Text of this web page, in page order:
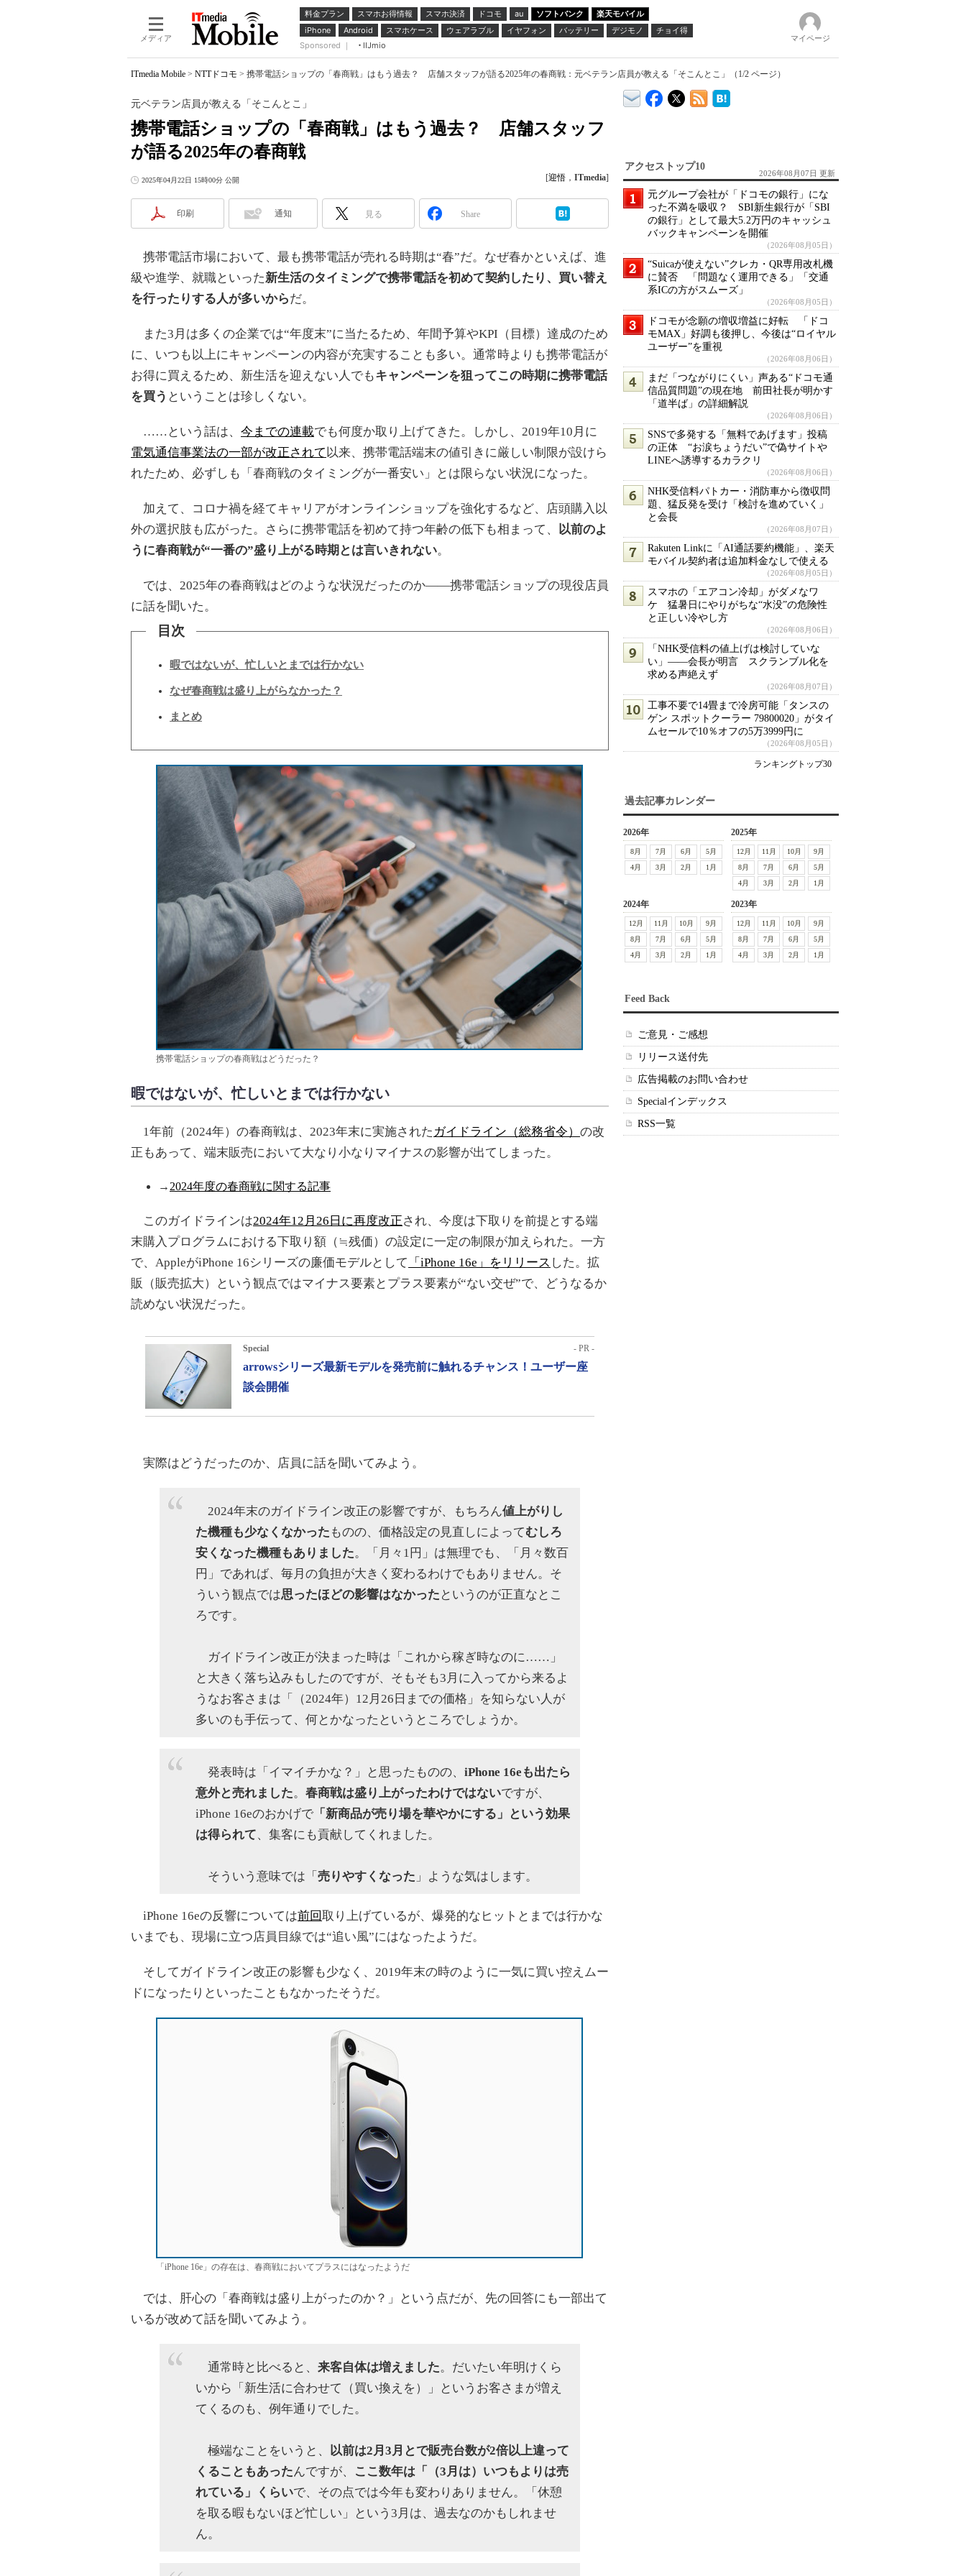
メディア
料金プラン スマホお得情報 スマホ決済 ドコモ au ソフトバンク
楽天モバイル
iPhone
Android スマホケース ウェアラブル イヤフォン バッテリー デジモノ
チョイ得
Sponsored ｜
IIJmio
マイページ
ITmedia Mobile > NTTドコモ > 携帯電話ショップの「春商戦」はもう過去？ 店舗スタッフが語る2025年の春商戦：元ベテラン店員が教える「そこんとこ」（1/2 ページ）
携帯電話ショップの「春商戦」はもう過去？ 店舗スタッフ
が語る2025年の春商戦
元ベテラン店員が教える「そこんとこ」
2025年04月22日 15時00分 公開 [迎悟 ， ITmedia]
印刷 通知 見る Share
携帯電話市場において、最も携帯電話が売れる時期は“春”だ。なぜ春かといえば、進
級や進学、就職といった新生活のタイミングで携帯電話を初めて契約したり、買い替え
を行ったりする人が多いからだ。
また3月は多くの企業では“年度末”に当たるため、年間予算やKPI（目標）達成のため
に、いつも以上にキャンペーンの内容が充実することも多い。通常時よりも携帯電話が
お得に買えるため、新生活を迎えない人でもキャンペーンを狙ってこの時期に携帯電話
を買う ということは珍しくない。
……という話は、 今までの連載でも何度か取り上げてきた。しかし、2019年10月に
電気通信事業法の一部が改正されて以来、携帯電話端末の値引きに厳しい制限が設けら
れたため、必ずしも「春商戦のタイミングが一番安い」とは限らない状況になった。
加えて、コロナ禍を経てキャリアがオンラインショップを強化するなど、店頭購入以
外の選択肢も広がった。さらに携帯電話を初めて持つ年齢の低下も相まって、 以前のよ
うに春商戦が“一番の”盛り上がる時期とは言いきれない。
では、2025年の春商戦はどのような状況だったのか――携帯電話ショップの現役店員
に話を聞いた。
目次
暇ではないが、忙しいとまでは行かない
なぜ春商戦は盛り上がらなかった？
まとめ
携帯電話ショップの春商戦はどうだった？
暇ではないが、忙しいとまでは行かない
1年前（2024年）の春商戦は、2023年末に実施された ガイドライン（総務省令） の改
正もあって、端末販売において大なり小なりマイナスの影響が出てしまった。
→ 2024年度の春商戦に関する記事
このガイドラインは2024年12月26日に再度改正され、今度は下取りを前提とする端
末購入プログラムにおける下取り額（≒残価）の設定に一定の制限が加えられた。一方
で、AppleがiPhone 16シリーズの廉価モデルとして
「iPhone 16e」をリリース した。拡
販（販売拡大）という観点ではマイナス要素とプラス要素が“ない交ぜ”で、どうなるか
読めない状況だった。
Special - PR -
arrowsシリーズ最新モデルを発売前に触れるチャンス！ユーザー座
談会開催
実際はどうだったのか、店員に話を聞いてみよう。
2024年末のガイドライン改正の影響ですが、もちろん値上がりし
た機種も少なくなかった ものの、価格設定の見直しによってむしろ
安くなった機種もありました。「月々1円」は無理でも、「月々数百
円」であれば、毎月の負担が大きく変わるわけでもありません。そ
ういう観点では思ったほどの影響はなかった というのが正直なとこ
ろです。
ガイドライン改正が決まった時は「これから稼ぎ時なのに……」
と大きく落ち込みもしたのですが、そもそも3月に入ってから来るよ
うなお客さまは「（2024年）12月26日までの価格」を知らない人が
多いのも手伝って、何とかなったというところでしょうか。
発表時は「イマイチかな？」と思ったものの、 iPhone 16eも出たら
意外と売れました。 春商戦は盛り上がったわけではないですが、
iPhone 16eのおかげで 「新商品が売り場を華やかにする」という効果
は得られて、集客にも貢献してくれました。
そういう意味では「 売りやすくなった 」ような気はします。
iPhone 16eの反響については前回取り上げているが、爆発的なヒットとまでは行かな
いまでも、現場に立つ店員目線では“追い風”にはなったようだ。
そしてガイドライン改正の影響も少なく、2019年末の時のように一気に買い控えムー
ドになったりといったこともなかったそうだ。
「iPhone 16e」の存在は、春商戦においてプラスにはなったようだ
では、肝心の「春商戦は盛り上がったのか？」という点だが、先の回答にも一部出て
いるが改めて話を聞いてみよう。
通常時と比べると、 来客自体は増えました。だいたい年明けくら
いから「新生活に合わせて（買い換えを）」というお客さまが増え
てくるのも、例年通りでした。
極端なことをいうと、 以前は2月3月とで販売台数が2倍以上違って
くることもあったんですが、
ここ数年は「（3月は）いつもよりは売
れている」くらいで、その点では今年も変わりありません。「休憩
を取る暇もないほど忙しい」という3月は、過去なのかもしれませ
ん。
アクセストップ10
2026年08月07日 更新
元グループ会社が「ドコモの銀行」にな
った不満を吸収？ SBI新生銀行が「SBI
の銀行」として最大5.2万円のキャッシュ
バックキャンペーンを開催
（2026年08月05日）
“Suicaが使えない”クレカ・QR専用改札機
に賛否 「問題なく運用できる」「交通
系ICの方がスムーズ」
（2026年08月05日）
ドコモが念願の増収増益に好転 「ドコ
モMAX」好調も後押し、今後は“ロイヤル
ユーザー”を重視
（2026年08月06日）
まだ「つながりにくい」声ある“ドコモ通
信品質問題”の現在地 前田社長が明かす
「道半ば」の詳細解説
（2026年08月06日）
SNSで多発する「無料であげます」投稿
の正体 “お涙ちょうだい”で偽サイトや
LINEへ誘導するカラクリ
（2026年08月06日）
NHK受信料パトカー・消防車から徴収問
題、猛反発を受け「検討を進めていく」
と会長
（2026年08月07日）
Rakuten Linkに「AI通話要約機能」、楽天
モバイル契約者は追加料金なしで使える
（2026年08月05日）
スマホの「エアコン冷却」がダメなワ
ケ 猛暑日にやりがちな“水没”の危険性
と正しい冷やし方
（2026年08月06日）
「NHK受信料の値上げは検討していな
い」――会長が明言 スクランブル化を
求める声絶えず
（2026年08月07日）
工事不要で14畳まで冷房可能「タンスの
ゲン スポットクーラー 79800020」がタイ
ムセールで10％オフの5万3999円に
（2026年08月05日）
ランキングトップ30
過去記事カレンダー
2026年
8月 7月 6月
5月
4月
3月 2月 1月
2025年
12月 11月 10月
9月
8月
7月 6月
5月
4月
3月 2月 1月
2024年
12月 11月 10月
9月
8月
7月 6月
5月
4月
3月 2月 1月
2023年
12月 11月 10月
9月
8月
7月 6月
5月
4月
3月 2月 1月
Feed Back
ご意見・ご感想
リリース送付先
広告掲載のお問い合わせ
Specialインデックス
RSS一覧